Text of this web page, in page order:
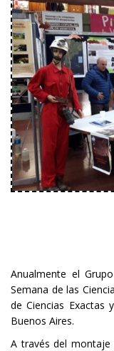
Anualmente el
Semana de las
de Ciencias Exactas
Buenos Aires.
A través del montaje